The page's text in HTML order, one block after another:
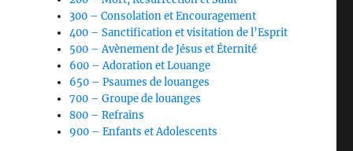
300 – Consolation et Encouragement
400 – Sanctification et visitation de l’Esprit
500 – Avènement de Jésus et Éternité
600 – Adoration et Louange
650 – Psaumes de louanges
700 – Groupe de louanges
800 – Refrains
900 – Enfants et Adolescents